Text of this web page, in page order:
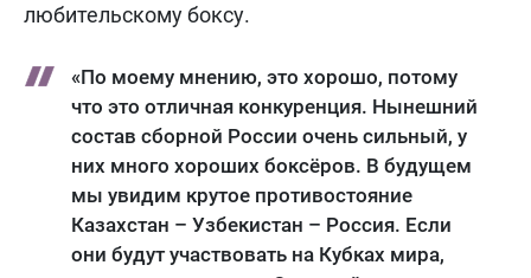
любительскому боксу.
«По моему мнению, это хорошо, потому
что это отличная конкуренция. Нынешний
состав сборной России очень сильный, у
них много хороших боксёров. В будущем
мы увидим крутое противостояние
Казахстан – Узбекистан – Россия. Если
они будут участвовать на Кубках мира,